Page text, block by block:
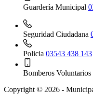
Guardería Municipal
Seguridad Ciudadana
Policia 03543 438 143
Bomberos Voluntarios
Copyright © 2026 -